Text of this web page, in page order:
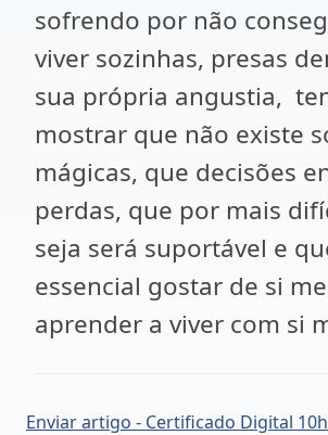
sofrendo por não
viver sozinhas, presas
sua própria angustia,
mostrar que não existe
mágicas, que decisões
perdas, que por mais
seja será suportável e
essencial gostar de si
aprender a viver com si
Enviar artigo - Certificado Digital 10h